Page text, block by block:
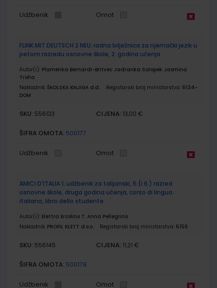
Udžbenik Omot
FLINK MIT DEUTSCH 2 NEU; radna bilježnica za njemački jezik u
petom razredu osnovne škole, 2. godina učenja
Autor(i): Plamenka Bernardi-Britvec Jadranka Salopek Jasmina
Troha
Nakladnik: ŠKOLSKA KNJIGA d.d. Registarski broj ministarstva: 6134-
DOM
SKU: 556133 CIJENA: 13,00 €
ŠIFRA OMOTA: 500177
Udžbenik Omot
AMICI D'ITALIA 1; udžbenik za talijanski, 5.(i 6.) razred
osnovne škole, druga godina učenja, corso di lingua
italiana, libro dello studente
Autor(i): Elettra Ercolino T. Anna Pellegrino
Nakladnik: PROFIL KLETT d.o.o. Registarski broj ministarstva: 6156
SKU: 556145 CIJENA: 11,21 €
ŠIFRA OMOTA: 500178
Udžbenik Omot